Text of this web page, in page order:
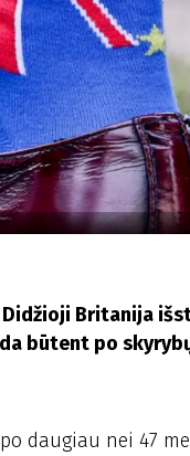
Britanija
būtent po
daugiau nei 47